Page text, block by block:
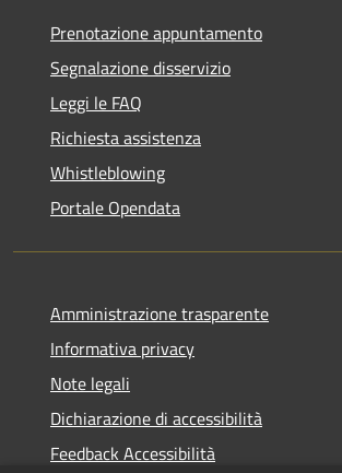
Prenotazione appuntamento
Segnalazione disservizio
Leggi le FAQ
Richiesta assistenza
Whistleblowing
Portale Opendata
Amministrazione trasparente
Informativa privacy
Note legali
Dichiarazione di accessibilità
Feedback Accessibilità